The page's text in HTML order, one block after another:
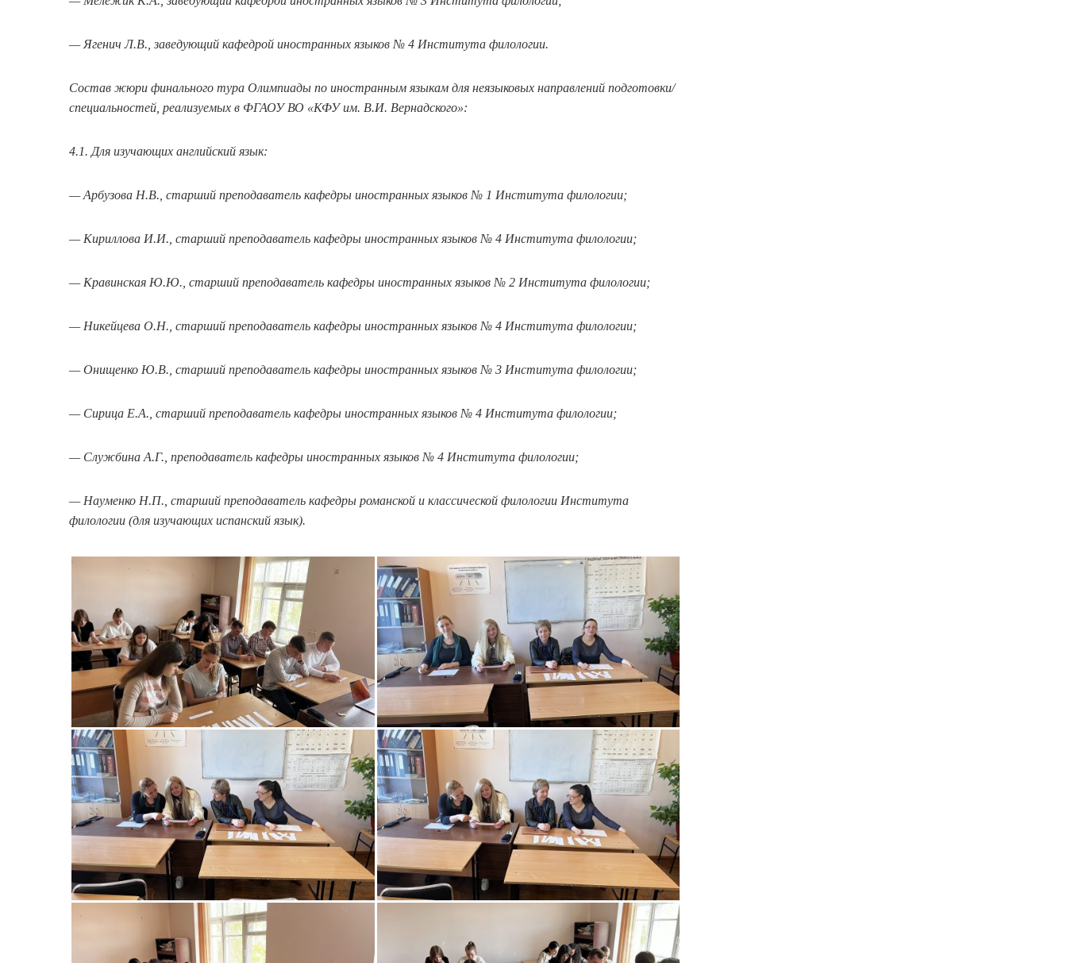
— Ягенич Л.В., заведующий кафедрой иностранных языков № 4 Института филологии.
Состав жюри финального тура Олимпиады по иностранным языкам для неязыковых направлений подготовки/
специальностей, реализуемых в ФГАОУ ВО «КФУ им. В.И. Вернадского»:
4.1. Для изучающих английский язык:
— Арбузова Н.В., старший преподаватель кафедры иностранных языков № 1 Института филологии;
— Кириллова И.И., старший преподаватель кафедры иностранных языков № 4 Института филологии;
— Кравинская Ю.Ю., старший преподаватель кафедры иностранных языков № 2 Института филологии;
— Никейцева О.Н., старший преподаватель кафедры иностранных языков № 4 Института филологии;
— Онищенко Ю.В., старший преподаватель кафедры иностранных языков № 3 Института филологии;
— Сирица Е.А., старший преподаватель кафедры иностранных языков № 4 Института филологии;
— Службина А.Г., преподаватель кафедры иностранных языков № 4 Института филологии;
— Науменко Н.П., старший преподаватель кафедры романской и классической филологии Института
филологии (для изучающих испанский язык).